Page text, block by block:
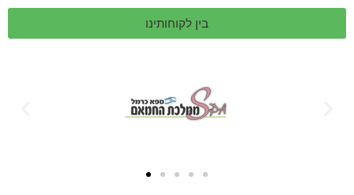
בין לקוחותינו